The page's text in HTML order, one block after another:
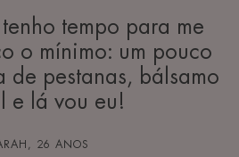
tempo para me
o mínimo: um pouco
de pestanas, bálsamo
e lá vou eu!
26 ANOS